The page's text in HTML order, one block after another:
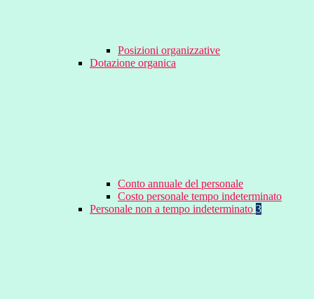
Posizioni organizzative
Dotazione organica
Conto annuale del personale
Costo personale tempo indeterminato
Personale non a tempo indeterminato 3